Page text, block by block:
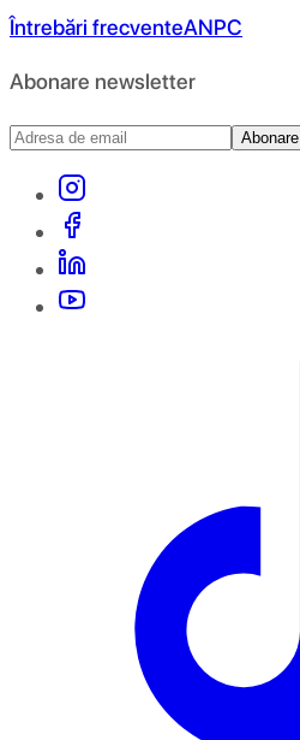
Întrebări frecventeANPC
Abonare newsletter
Abonare